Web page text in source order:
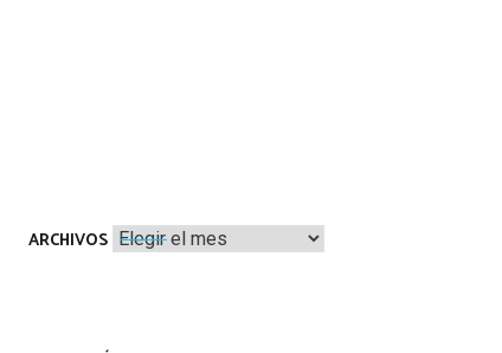
ARCHIVOS Archivos